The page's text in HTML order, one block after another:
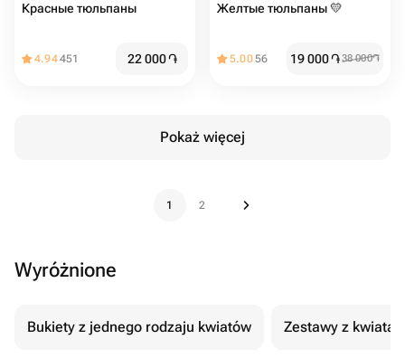
Красные тюльпаны
4.94451 22 000֏
Желтые тюльпаны 💛
5.0056 19 000֏38 000֏
Pokaż więcej
1 2
Wyróżnione
Bukiety z jednego rodzaju kwiatów Zestawy z